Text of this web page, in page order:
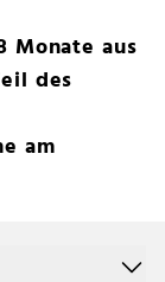
Monate aus
des
am